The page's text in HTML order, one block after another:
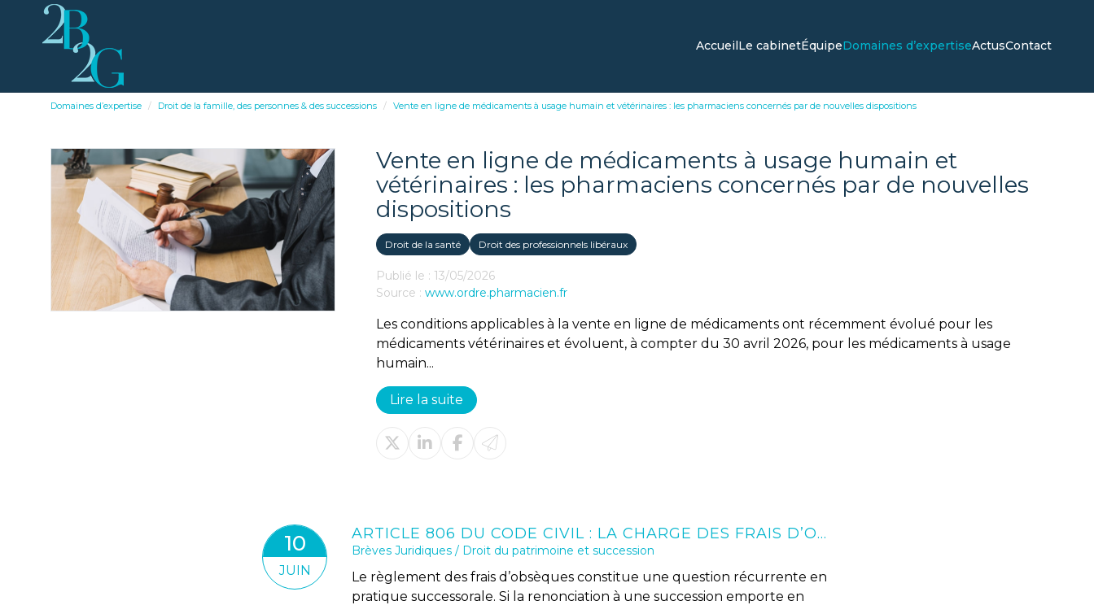
AccueilLe cabinetÉquipeDomaines d’expertiseActusContact
Domaines d’expertise Droit de la famille, des personnes & des successions Vente en ligne de médicaments à usage humain et vétérinaires : les pharmaciens concernés par de nouvelles dispositions
Vente en ligne de médicaments à usage humain et
vétérinaires : les pharmaciens concernés par de nouvelles
dispositions
Publié le : 13/05/2026
Droit de la santé Droit des professionnels libéraux
Source : www.ordre.pharmacien.fr
Les conditions applicables à la vente en ligne de médicaments ont récemment évolué pour les
médicaments vétérinaires et évoluent, à compter du 30 avril 2026, pour les médicaments à usage
humain...
Lire la suite
ARTICLE 806 DU CODE CIVIL : LA CHARGE DES FRAIS D’OBSÈQUES EN CAS DE RENONCIATION À SUCCESSION
10
JUIN
Brèves Juridiques / Droit du patrimoine et succession
Le règlement des frais d’obsèques constitue une question récurrente en
pratique successorale. Si la renonciation à une succession emporte en